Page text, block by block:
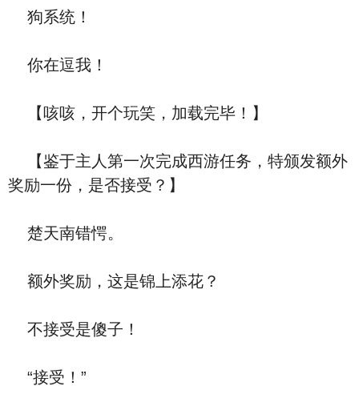
狗系统！
你在逗我！
【咳咳，开个玩笑，加载完毕！】
【鉴于主人第一次完成西游任务，特颁发额外
奖励一份，是否接受？】
楚天南错愕。
额外奖励，这是锦上添花？
不接受是傻子！
“接受！”